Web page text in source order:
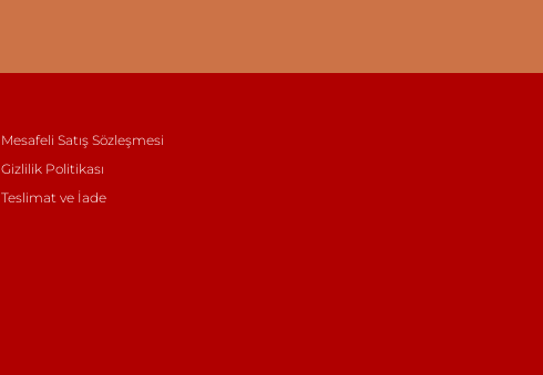
Mesafeli Satış Sözleşmesi
Gizlilik Politikası
Teslimat ve İade